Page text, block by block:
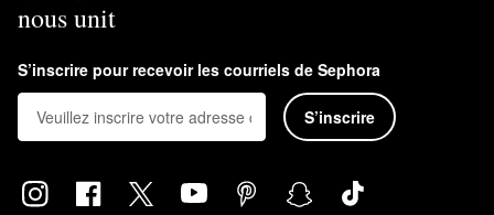
nous unit
S’inscrire pour recevoir les courriels de Sephora
S’inscrire